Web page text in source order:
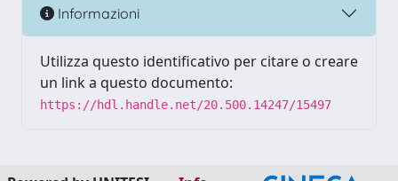
Informazioni
Utilizza questo identificativo per citare o creare
un link a questo documento:
https://hdl.handle.net/20.500.14247/15497